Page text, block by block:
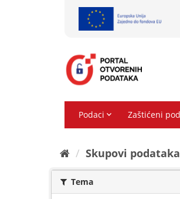
Skupovi podаtаkа
Tema